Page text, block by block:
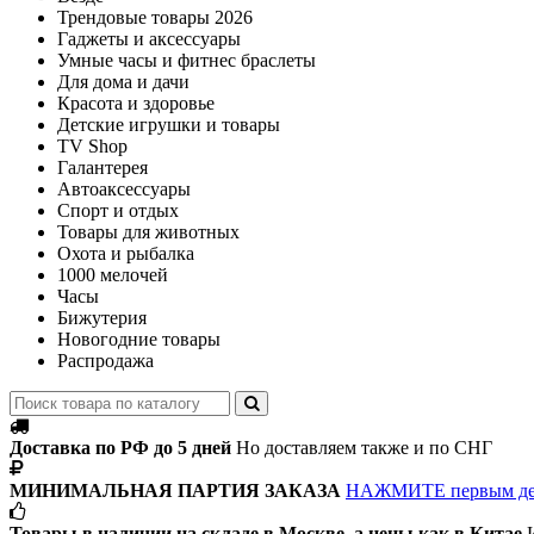
Трендовые товары 2026
Гаджеты и аксессуары
Умные часы и фитнес браслеты
Для дома и дачи
Красота и здоровье
Детские игрушки и товары
TV Shop
Галантерея
Автоаксессуары
Спорт и отдых
Товары для животных
Охота и рыбалка
1000 мелочей
Часы
Бижутерия
Новогодние товары
Распродажа
Доставка по РФ до 5 дней Но доставляем также и по СНГ
МИНИМАЛЬНАЯ ПАРТИЯ ЗАКАЗА НАЖМИТЕ первым